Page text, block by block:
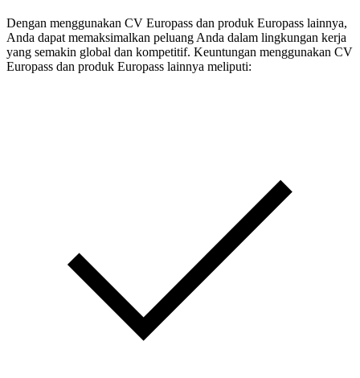
Dengan menggunakan CV Europass dan produk Europass lainnya,
Anda dapat memaksimalkan peluang Anda dalam lingkungan kerja
yang semakin global dan kompetitif. Keuntungan menggunakan CV
Europass dan produk Europass lainnya meliputi: